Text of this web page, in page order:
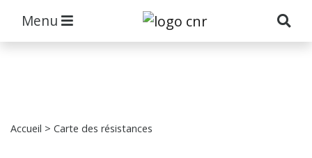
Menu
Accueil > Carte des résistances